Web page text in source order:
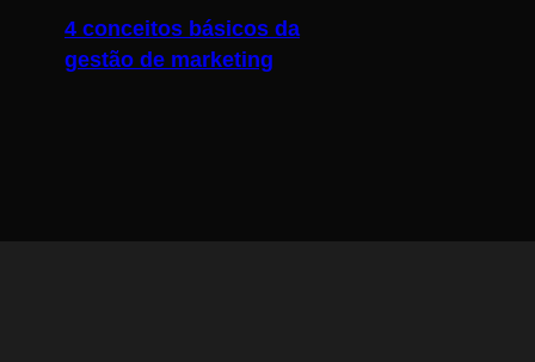
4 conceitos básicos da
gestão de marketing